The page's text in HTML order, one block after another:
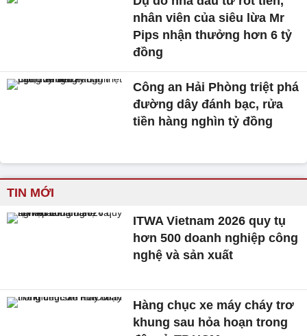
nhân viên của siêu lừa Mr
Pips nhận thưởng hơn 6 tỷ
đồng
Công an Hải Phòng triệt phá
đường dây đánh bạc, rửa
tiền hàng nghìn tỷ đồng
TIN MỚI
ITWA Vietnam 2026 quy tụ
hơn 500 doanh nghiệp công
nghệ và sản xuất
Hàng chục xe máy cháy trơ
khung sau hỏa hoạn trong